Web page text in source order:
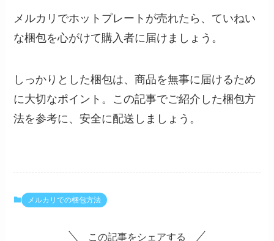
メルカリでホットプレートが売れたら、ていねい
な梱包を心がけて購入者に届けましょう。
しっかりとした梱包は、商品を無事に届けるため
に大切なポイント。この記事でご紹介した梱包方
法を参考に、安全に配送しましょう。
メルカリでの梱包方法
この記事をシェアする